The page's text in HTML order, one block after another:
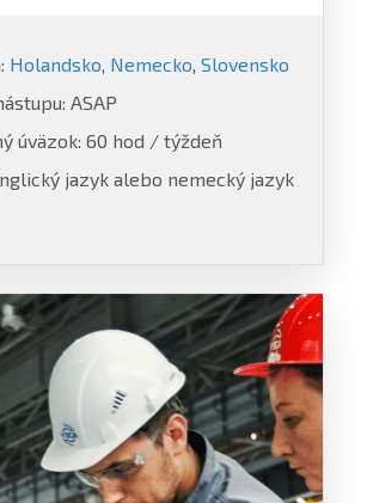
Holandsko, Nemecko, Slovensko
ASAP
úväzok: 60 hod / týždeň
jazyk alebo nemecký jazyk